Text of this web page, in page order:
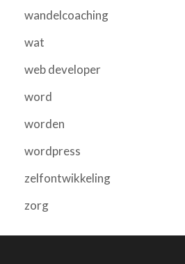
wandelcoaching
wat
web developer
word
worden
wordpress
zelfontwikkeling
zorg